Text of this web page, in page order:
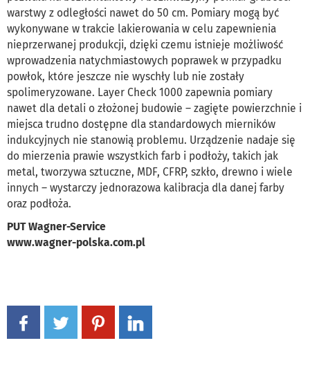
warstwy z odległości nawet do 50 cm. Pomiary mogą być
wykonywane w trakcie lakierowania w celu zapewnienia
nieprzerwanej produkcji, dzięki czemu istnieje możliwość
wprowadzenia natychmiastowych poprawek w przypadku
powłok, które jeszcze nie wyschły lub nie zostały
spolimeryzowane. Layer Check 1000 zapewnia pomiary
nawet dla detali o złożonej budowie – zagięte powierzchnie i
miejsca trudno dostępne dla standardowych mierników
indukcyjnych nie stanowią problemu. Urządzenie nadaje się
do mierzenia prawie wszystkich farb i podłoży, takich jak
metal, tworzywa sztuczne, MDF, CFRP, szkło, drewno i wiele
innych – wystarczy jednorazowa kalibracja dla danej farby
oraz podłoża.
PUT Wagner-Service
www.wagner-polska.com.pl